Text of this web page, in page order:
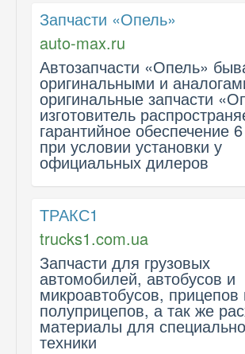
Запчасти «Опель»
auto-max.ru
Автозапчасти «Опель»
оригинальными и
оригинальные запчасти
изготовитель
гарантийное обеспечение
при условии установки у
официальных дилеров
ТРАКС1
trucks1.com.ua
Запчасти для грузовых
автомобилей, автобусов и
микроавтобусов, прицепов
полуприцепов, а так же
материалы для
техники